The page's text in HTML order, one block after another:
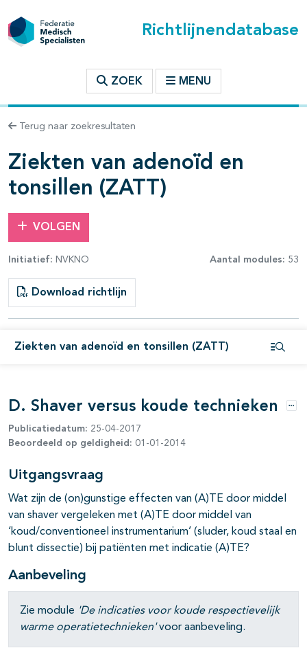
Richtlijnendatabase
ZOEK MENU
Terug naar zoekresultaten
Ziekten van adenoïd en
tonsillen (ZATT)
VOLGEN
Initiatief: NVKNO Aantal modules: 53
Download richtlijn
Ziekten van adenoïd en tonsillen (ZATT)
binnen deze richtlijn
open- en dichtklappen
open- en dichtklappen
D. Shaver versus koude technieken
Publicatiedatum: 25-04-2017
Beoordeeld op geldigheid: 01-01-2014
Uitgangsvraag
Wat zijn de (on)gunstige effecten van (A)TE door middel
van shaver vergeleken met (A)TE door middel van
‘koud/conventioneel instrumentarium’ (sluder, koud staal en
blunt dissectie) bij patiënten met indicatie (A)TE?
Aanbeveling
Zie module 'De indicaties voor koude respectievelijk
warme operatietechnieken'voor aanbeveling.